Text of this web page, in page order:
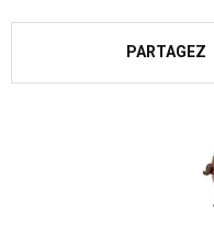
PARTAGEZ